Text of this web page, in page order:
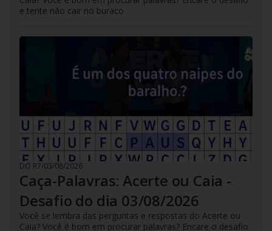
e tente não cair no buraco
DO R7/03/08/2026
Caça-Palavras: Acerte ou Caia -
Desafio do dia 03/08/2026
Você se lembra das perguntas e respostas do Acerte ou
Caia? Você é bom em procurar palavras? Encare o desafio